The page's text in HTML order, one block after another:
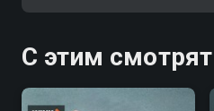
С этим смотрят